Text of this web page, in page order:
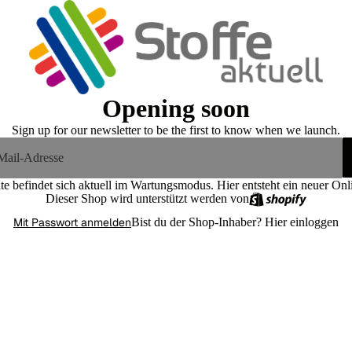
Opening soon
Sign up for our newsletter to be the first to know when we launch.
befindet sich aktuell im Wartungsmodus. Hier entsteht ein neuer
Dieser Shop wird unterstützt werden von
Mit Passwort anmeldenBist du der Shop-Inhaber? Hier einloggen